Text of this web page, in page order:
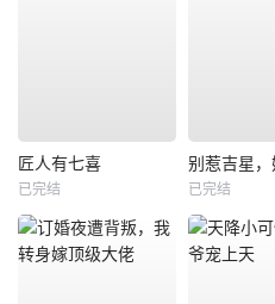
匠人有七喜
已完结 已完结